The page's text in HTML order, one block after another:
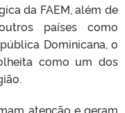
da FAEM, além de
países como
Dominicana, o
como um dos
atenção e geram